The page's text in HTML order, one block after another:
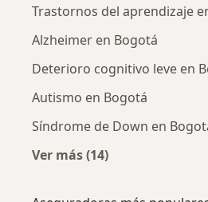
Trastornos del aprendizaje
Alzheimer en Bogotá
Deterioro cognitivo leve en
Autismo en Bogotá
Síndrome de Down en
Ver más (14)